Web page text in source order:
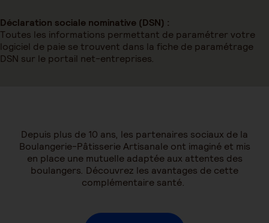
Déclaration sociale nominative (DSN) :
Toutes les informations permettant de paramétrer votre
logiciel de paie se trouvent dans la fiche de paramétrage
DSN sur le portail net-entreprises.
Depuis plus de 10 ans, les partenaires sociaux de la
Boulangerie-Pâtisserie Artisanale ont imaginé et mis
en place une mutuelle adaptée aux attentes des
boulangers. Découvrez les avantages de cette
complémentaire santé.